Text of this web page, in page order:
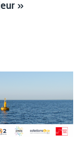
»